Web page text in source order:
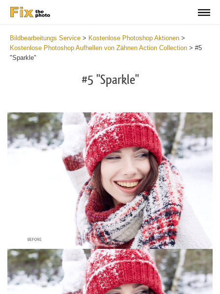
Bildbearbeitungs Service > Kostenlose Photoshop Aktionen >
Kostenlose Photoshop Aufhellen von Zähnen Action Collection > #5
"Sparkle"
#5 "Sparkle"
Bitte wählen Sie
Free Whitening Teeth Photoshop Action #5
Classic Portrait